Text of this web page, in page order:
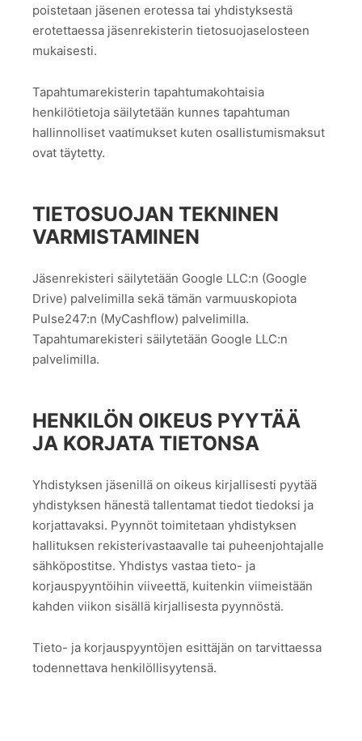
poistetaan jäsenen erotessa tai yhdistyksestä
erotettaessa jäsenrekisterin tietosuojaselosteen
mukaisesti.
Tapahtumarekisterin tapahtumakohtaisia
henkilötietoja säilytetään kunnes tapahtuman
hallinnolliset vaatimukset kuten osallistumismaksut
ovat täytetty.
TIETOSUOJAN TEKNINEN
VARMISTAMINEN
Jäsenrekisteri säilytetään Google LLC:n (Google
Drive) palvelimilla sekä tämän varmuuskopiota
Pulse247:n (MyCashflow) palvelimilla.
Tapahtumarekisteri säilytetään Google LLC:n
palvelimilla.
HENKILÖN OIKEUS PYYTÄÄ
JA KORJATA TIETONSA
Yhdistyksen jäsenillä on oikeus kirjallisesti pyytää
yhdistyksen hänestä tallentamat tiedot tiedoksi ja
korjattavaksi. Pyynnöt toimitetaan yhdistyksen
hallituksen rekisterivastaavalle tai puheenjohtajalle
sähköpostitse. Yhdistys vastaa tieto- ja
korjauspyyntöihin viiveettä, kuitenkin viimeistään
kahden viikon sisällä kirjallisesta pyynnöstä.
Tieto- ja korjauspyyntöjen esittäjän on tarvittaessa
todennettava henkilöllisyytensä.